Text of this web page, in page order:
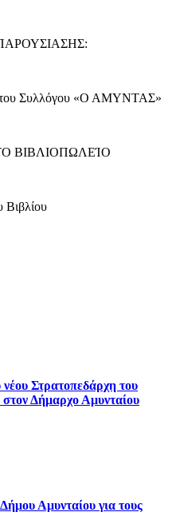
του Συλλόγου «Ο ΑΜΥΝΤΑΣ»
ΒΙΒΛΙΟΠΩΛΕΊΟ
Βιβλίου
Στρατοπεδάρχη του
Δήμαρχο Αμυνταίου
Αμυνταίου για τους